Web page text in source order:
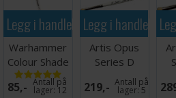
Legg i handlekurven
Warhammer
Colour Shade
Brush L
85,- Antall på
lager: 12
Legg i
Artis Opus
Series D
Drybrush XS+
219,- Antall på
lager:5